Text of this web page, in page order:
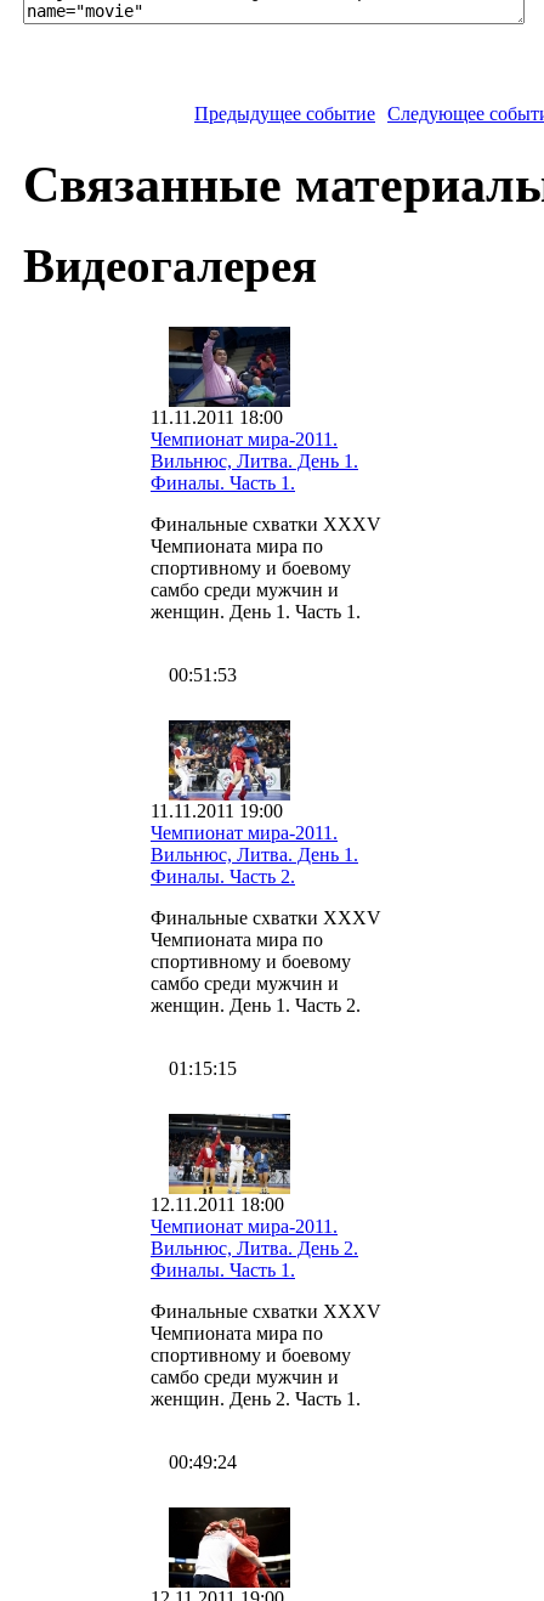
Предыдущее событие Следующее
Связанные
Видеогалерея
11.11.2011 18:00
Чемпионат мира-2011.
Вильнюс, Литва. День 1.
Финалы. Часть 1.
Финальные схватки XXXV
Чемпионата мира по
спортивному и боевому
самбо среди мужчин и
женщин. День 1. Часть 1.
00:51:53
11.11.2011 19:00
Чемпионат мира-2011.
Вильнюс, Литва. День 1.
Финалы. Часть 2.
Финальные схватки XXXV
Чемпионата мира по
спортивному и боевому
самбо среди мужчин и
женщин. День 1. Часть 2.
01:15:15
12.11.2011 18:00
Чемпионат мира-2011.
Вильнюс, Литва. День 2.
Финалы. Часть 1.
Финальные схватки XXXV
Чемпионата мира по
спортивному и боевому
самбо среди мужчин и
женщин. День 2. Часть 1.
00:49:24